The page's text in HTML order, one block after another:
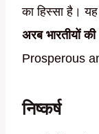
का हिस्सा है।
अरब भारतीयों
Prosperous
निष्कर्ष